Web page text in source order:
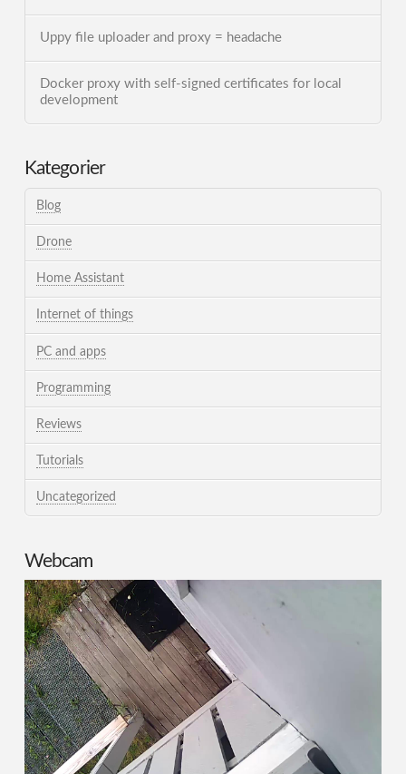
Uppy file uploader and proxy = headache
Docker proxy with self-signed certificates for local
development
Kategorier
Blog
Drone
Home Assistant
Internet of things
PC and apps
Programming
Reviews
Tutorials
Uncategorized
Webcam